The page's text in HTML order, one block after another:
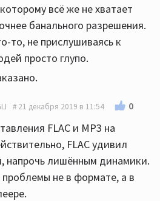
всё же не хватает
банального разрешения.
то, не прислушиваясь к
просто глупо.
21 декабря 2019 в 11:54 0
FLAC и MP3 на
FLAC удивил
напрочь лишённым динамики.
не в формате, а в